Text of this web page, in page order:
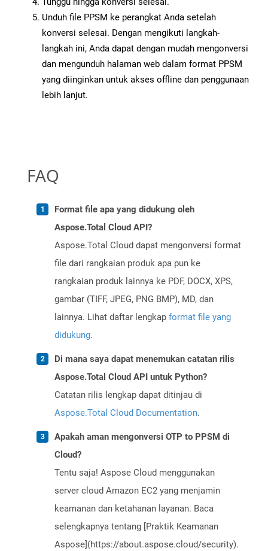
Unduh file PPSM ke perangkat Anda setelah
konversi selesai. Dengan mengikuti langkah-
langkah ini, Anda dapat dengan mudah mengonversi
dan mengunduh halaman web dalam format PPSM
yang diinginkan untuk akses offline dan penggunaan
lebih lanjut.
FAQ
Format file apa yang didukung oleh
Aspose.Total Cloud API?
Aspose.Total Cloud dapat mengonversi format
file dari rangkaian produk apa pun ke
rangkaian produk lainnya ke PDF, DOCX, XPS,
gambar (TIFF, JPEG, PNG BMP), MD, dan
lainnya. Lihat daftar lengkap format file yang
didukung.
Di mana saya dapat menemukan catatan rilis
Aspose.Total Cloud API untuk Python?
Catatan rilis lengkap dapat ditinjau di
Aspose.Total Cloud Documentation.
Apakah aman mengonversi OTP to PPSM di
Cloud?
Tentu saja! Aspose Cloud menggunakan
server cloud Amazon EC2 yang menjamin
keamanan dan ketahanan layanan. Baca
selengkapnya tentang [Praktik Keamanan
Aspose](https://about.aspose.cloud/security).